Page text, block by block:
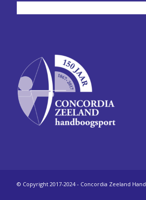
© Copyright 2017-2024 - Concordia Zeeland